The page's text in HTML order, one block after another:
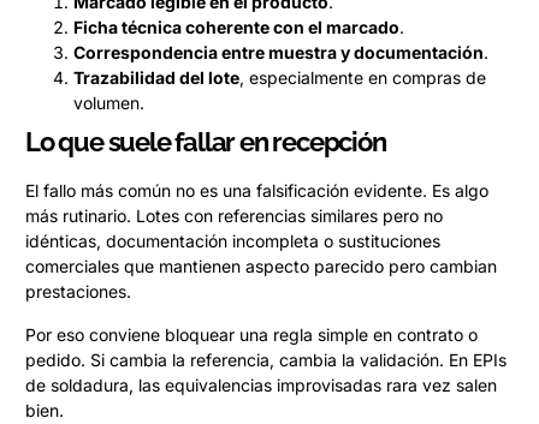
Ficha técnica coherente con el marcado.
Correspondencia entre muestra y documentación.
Trazabilidad del lote, especialmente en compras de
volumen.
Lo que suele fallar en recepción
El fallo más común no es una falsificación evidente. Es algo
más rutinario. Lotes con referencias similares pero no
idénticas, documentación incompleta o sustituciones
comerciales que mantienen aspecto parecido pero cambian
prestaciones.
Por eso conviene bloquear una regla simple en contrato o
pedido. Si cambia la referencia, cambia la validación. En EPIs
de soldadura, las equivalencias improvisadas rara vez salen
bien.